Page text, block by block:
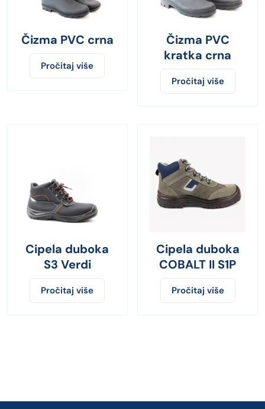
Čizma PVC crna
Pročitaj više
Čizma PVC
kratka crna
Pročitaj više
Cipela duboka
S3 Verdi
Pročitaj više
Cipela duboka
COBALT II S1P
Pročitaj više